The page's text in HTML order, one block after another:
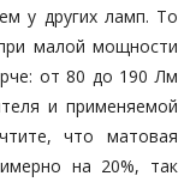
у других ламп. То
малой мощности
от 80 до 190 Лм
и применяемой
что матовая
на 20%, так